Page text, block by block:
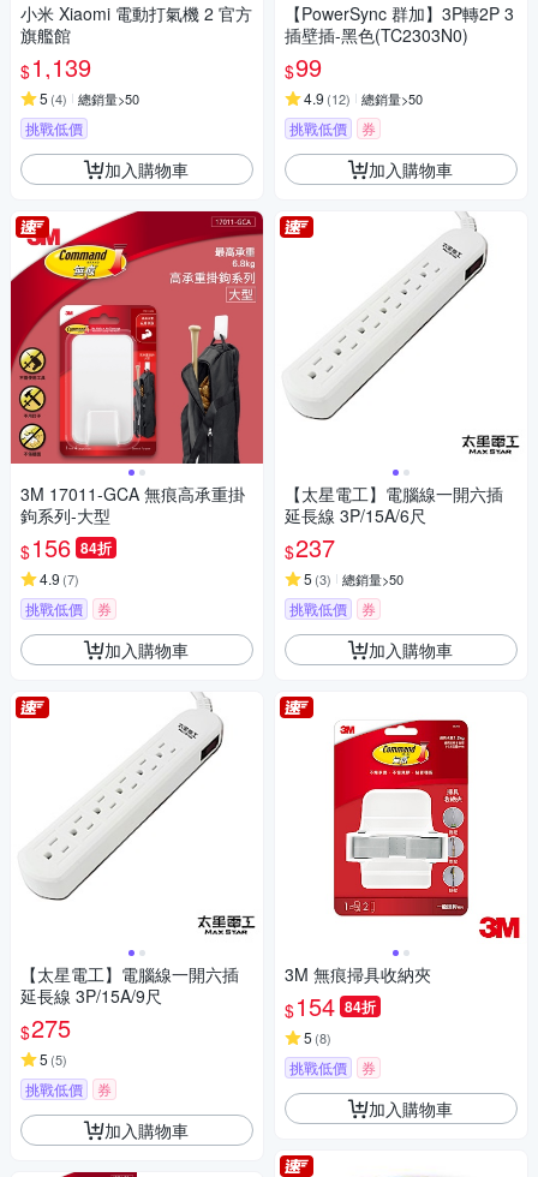
小米 Xiaomi 電動打氣機 2 官方
旗艦館
$1,139
5 (4) 總銷量>50
挑戰低價
加入購物車
3M 17011-GCA 無痕高承重掛
鉤系列-大型
$156 84折
4.9 (7)
挑戰低價 券
加入購物車
【太星電工】電腦線一開六插
延長線 3P/15A/9尺
$275
5 (5)
挑戰低價 券
加入購物車
【PowerSync 群加】3P轉2P 3
插壁插-黑色(TC2303N0)
$99
4.9 (12) 總銷量>50
挑戰低價 券
加入購物車
【太星電工】電腦線一開六插
延長線 3P/15A/6尺
$237
5 (3) 總銷量>50
挑戰低價 券
加入購物車
3M 無痕掃具收納夾
$154 84折
5 (8)
挑戰低價 券
加入購物車